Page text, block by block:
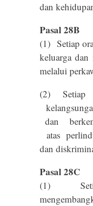
dan
Pasal 28B
(1) Setiap
keluarga dan
melalui
(2) Setiap
dan
atas
dan
Pasal 28C
(1)